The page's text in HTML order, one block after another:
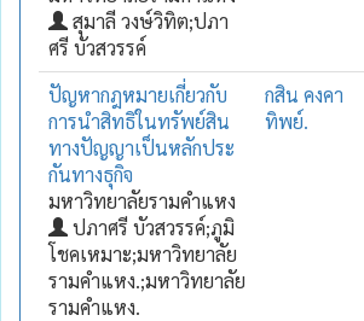
สุมาลี วงษ์วิทิต;ปภา
ศรี บัวสวรรค์
ปัญหากฎหมายเกี่ยวกับ
การนำสิทธิในทรัพย์สิน
ทางปัญญาเป็นหลักประ
กันทางธุกิจ
มหาวิทยาลัยรามคำแหง
ปภาศรี บัวสวรรค์;ภูมิ
โชคเหมาะ;มหาวิทยาลัย
รามคำแหง.;มหาวิทยาลัย
รามคำแหง.
กสิน คงคา
ทิพย์.